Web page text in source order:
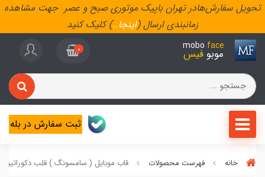
تحویل سفارش‌هادر تهران باپیک موتوری صبح و عصر جهت مشاهده
زمانبندی ارسال (اینجا..) کلیک کنید
mobo face
موبو فیس 0
ثبت سفارش در بله
خانه فهرست محصولات قاب موبایل ( سامسونگ ) قلب دکوراتیو